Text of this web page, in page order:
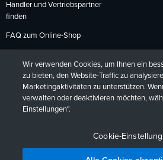
Händler und Vertriebspartner
finden
FAQ zum Online-Shop
Rückgabebedingungen
DeutschFrançaisEspañol
Wir verwenden Cookies, um Ihnen ein
zu bieten, den Website-Traffic zu
Marketingaktivitäten zu unterstützen.
verwalten oder deaktivieren möchten,
Einstellungen".
Cookie-